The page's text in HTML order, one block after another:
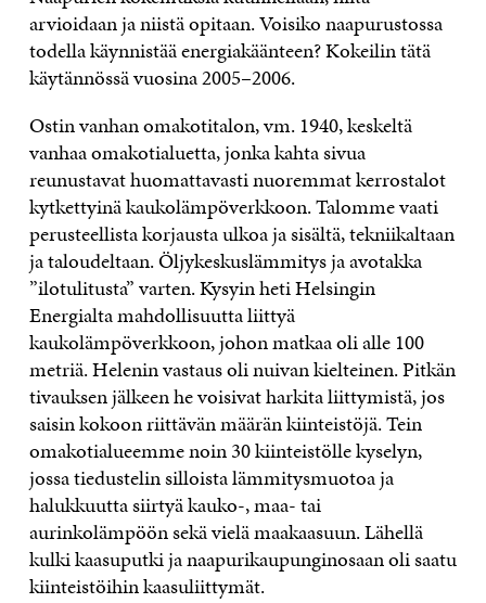
arvioidaan ja niistä opitaan. Voisiko naapurustossa
todella käynnistää energiakäänteen? Kokeilin tätä
käytännössä vuosina 2005–2006.
Ostin vanhan omakotitalon, vm. 1940, keskeltä
vanhaa omakotialuetta, jonka kahta sivua
reunustavat huomattavasti nuoremmat kerrostalot
kytkettyinä kaukolämpöverkkoon. Talomme vaati
perusteellista korjausta ulkoa ja sisältä, tekniikaltaan
ja taloudeltaan. Öljykeskuslämmitys ja avotakka
”ilotulitusta” varten. Kysyin heti Helsingin
Energialta mahdollisuutta liittyä
kaukolämpöverkkoon, johon matkaa oli alle 100
metriä. Helenin vastaus oli nuivan kielteinen. Pitkän
tivauksen jälkeen he voisivat harkita liittymistä, jos
saisin kokoon riittävän määrän kiinteistöjä. Tein
omakotialueemme noin 30 kiinteistölle kyselyn,
jossa tiedustelin silloista lämmitysmuotoa ja
halukkuutta siirtyä kauko-, maa- tai
aurinkolämpöön sekä vielä maakaasuun. Lähellä
kulki kaasuputki ja naapurikaupunginosaan oli saatu
kiinteistöihin kaasuliittymät.